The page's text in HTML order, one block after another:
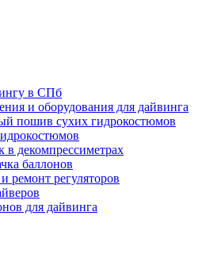
в СПб
и оборудования для дайвинга
пошив сухих гидрокостюмов
в декомпрессиметрах
баллонов
ремонт регуляторов
для дайвинга